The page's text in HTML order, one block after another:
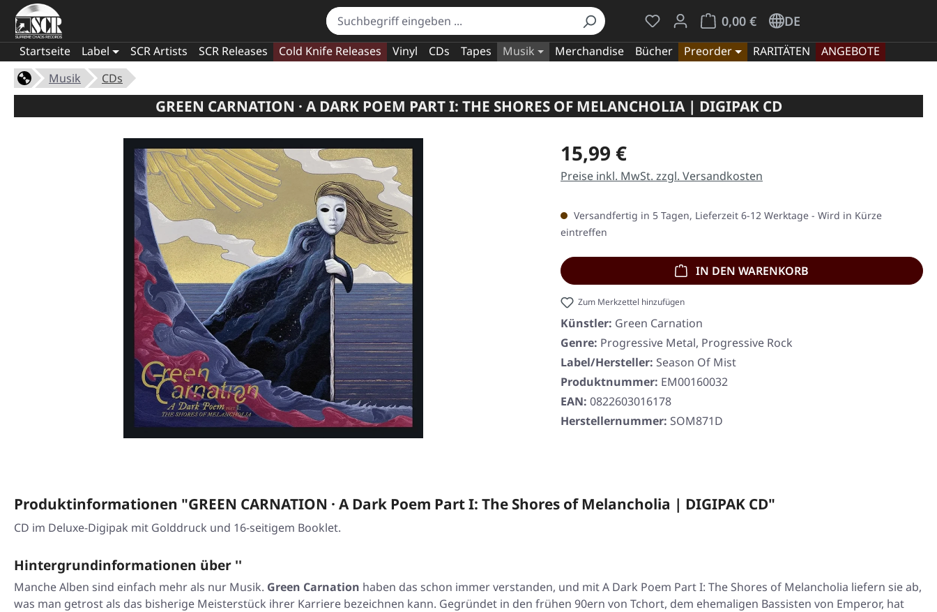
Du hast 0 Produkte auf dem Merkzettel
0,00 €
Warenkorb enthält 0 Positionen. Der
DE
Startseite Label SCR Artists SCR Releases Cold Knife Releases Vinyl CDs Tapes Musik Merchandise Bücher Preorder RARITÄTEN
ANGEBOTE
Musik
CDs
GREEN CARNATION · A DARK POEM PART I: THE SHORES OF MELANCHOLIA | DIGIPAK CD
Regulärer Preis:
15,99 €
Preise inkl. MwSt. zzgl. Versandkosten
Versandfertig in 5 Tagen, Lieferzeit 6-12 Werktage - Wird in Kürze
eintreffen
IN DEN WARENKORB
Zum Merkzettel hinzufügen
Künstler: Green Carnation
Genre: Progressive Metal, Progressive Rock
Label/Hersteller: Season Of Mist
Produktnummer: EM00160032
EAN: 0822603016178
Herstellernummer: SOM871D
Produktinformationen "GREEN CARNATION · A Dark Poem Part I: The Shores of Melancholia | DIGIPAK CD"
CD im Deluxe-Digipak mit Golddruck und 16-seitigem Booklet.
Hintergrundinformationen über ''
Manche Alben sind einfach mehr als nur Musik. Green Carnation haben das schon immer verstanden, und mitA Dark Poem Part I: The Shores of Melancholia liefern sie ab,
was man getrost als das bisherige Meisterstück ihrer Karriere bezeichnen kann. Gegründet in den frühen 90ern von Tchort, dem ehemaligen Bassisten von Emperor, hat